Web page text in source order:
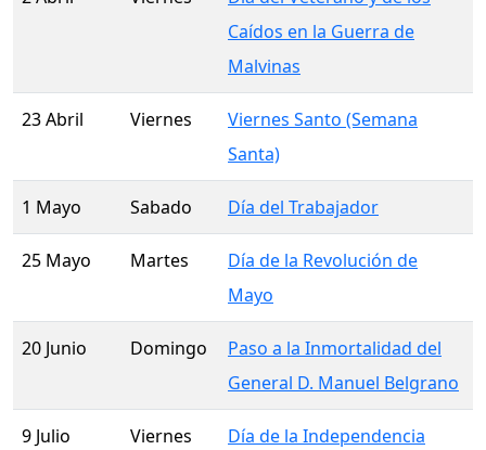
Caídos en la Guerra de
Malvinas
23 Abril Viernes
Viernes Santo (Semana
Santa)
1 Mayo Sabado Día del Trabajador
25 Mayo Martes
Día de la Revolución de
Mayo
20 Junio Domingo
Paso a la Inmortalidad del
General D. Manuel Belgrano
9 Julio Viernes Día de la Independencia